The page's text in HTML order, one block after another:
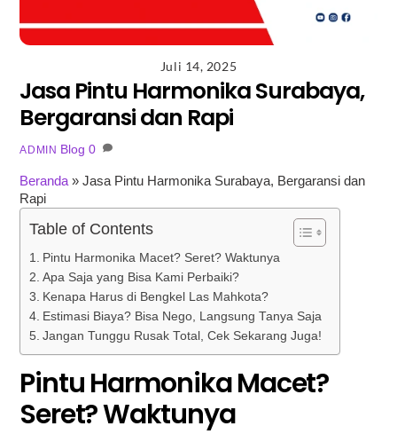
Juli 14, 2025
Jasa Pintu Harmonika Surabaya,
Bergaransi dan Rapi
ADMIN Blog 0
Beranda »Jasa Pintu Harmonika Surabaya, Bergaransi dan
Rapi
Table of Contents
Pintu Harmonika Macet? Seret? Waktunya
Apa Saja yang Bisa Kami Perbaiki?
Kenapa Harus di Bengkel Las Mahkota?
Estimasi Biaya? Bisa Nego, Langsung Tanya Saja
Jangan Tunggu Rusak Total, Cek Sekarang Juga!
Pintu Harmonika Macet?
Seret? Waktunya